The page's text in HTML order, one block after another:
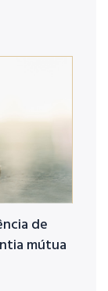
de
mútua